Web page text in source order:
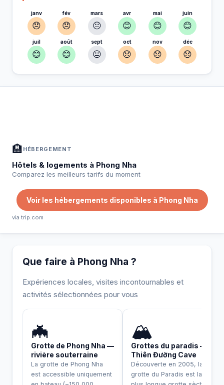
janv
😞
fév
😞
mars
😐
avr
😊
mai
😊
juin
😊
juil
😊
août
😊
sept
😐
oct
😞
nov
😞
déc
😞
🏨 HÉBERGEMENT
Hôtels & logements à Phong Nha
Comparez les meilleurs tarifs du moment
Voir les hébergements disponibles à Phong Nha
via trip.com
Que faire à Phong Nha ?
Expériences locales, visites incontournables et
activités sélectionnées pour vous
🦇
Grotte de Phong Nha —
rivière souterraine
La grotte de Phong Nha
est accessible uniquement
🏔️
Grottes du paradis —
Thiên Đường Cave
Découverte en 2005, la
grotte du Paradis est la